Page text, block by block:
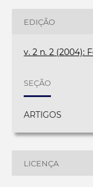
EDIÇÃO
v. 2 n. 2 (2004):
SEÇÃO
ARTIGOS
LICENÇA